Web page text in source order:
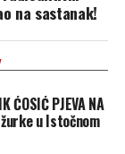
na sastanak!
ĆOSIĆ PJEVA NA
u Istočnom